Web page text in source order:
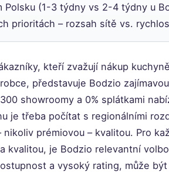
Polsku (1-3 týdny vs 2-4 týdny u
prioritách – rozsah sítě vs.
kteří zvažují nákup
představuje Bodzio
showroomy a 0% splátkami
je třeba počítat s regionálními
nikoliv prémiovou – kvalitou. Pro
kvalitou, je Bodzio relevantní
a vysoký rating, může